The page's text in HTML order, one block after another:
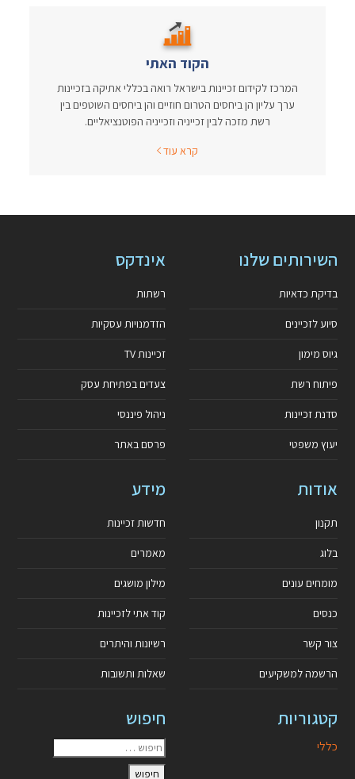
הקוד האתי
המרכז לקידום זכיינות בישראל רואה בכללי אתיקה בזכיינות
ערך עליון הן ביחסים הטרום חוזיים והן ביחסים השוטפים בין
רשת מזכה לבין זכייניה וזכייניה הפוטנציאליים.
קרא עוד
השירותים שלנו
בדיקת כדאיות
סיוע לזכיינים
גיוס מימון
פיתוח רשת
סדנת זכיינות
יעוץ משפטי
אינדקס
רשתות
הזדמנויות עסקיות
זכיינות TV
צעדים בפתיחת עסק
ניהול פיננסי
פרסם באתר
אודות
תקנון
בלוג
מומחים עונים
כנסים
צור קשר
הרשמה למשקיעים
מידע
חדשות זכיינות
מאמרים
מילון מושגים
קוד אתי לזכיינות
רשיונות והיתרים
שאלות ותשובות
קטגוריות
כללי
חיפוש